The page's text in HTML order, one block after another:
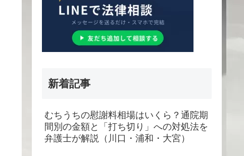
新着記事
むちうちの慰謝料相場はいくら？通院期
間別の金額と「打ち切り」への対処法を
弁護士が解説（川口・浦和・大宮）